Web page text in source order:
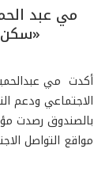
مي عبد
«سكن
أكدت مي
الاجتماعي ودعم
بالصندوق رصدت
مواقع التواصل